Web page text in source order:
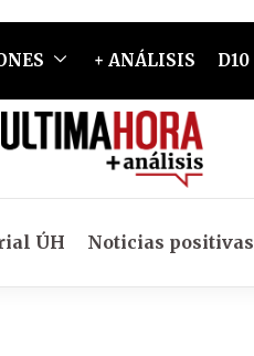
+ ANÁLISIS D10
ÚH Noticias positivas